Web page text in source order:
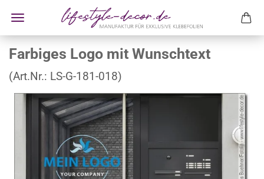
Farbiges Logo mit Wunschtext
(Art.Nr.: LS-G-181-018)